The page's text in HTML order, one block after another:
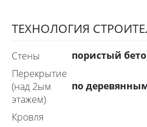
ТЕХНОЛОГИЯ
Стены
пористый
Перекрытие
(над 2ым
этажем)
по
Кровля